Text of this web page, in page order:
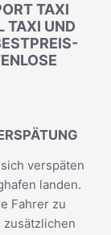
TAXI
TAXI UND
verspäten
landen.
Fahrer zu